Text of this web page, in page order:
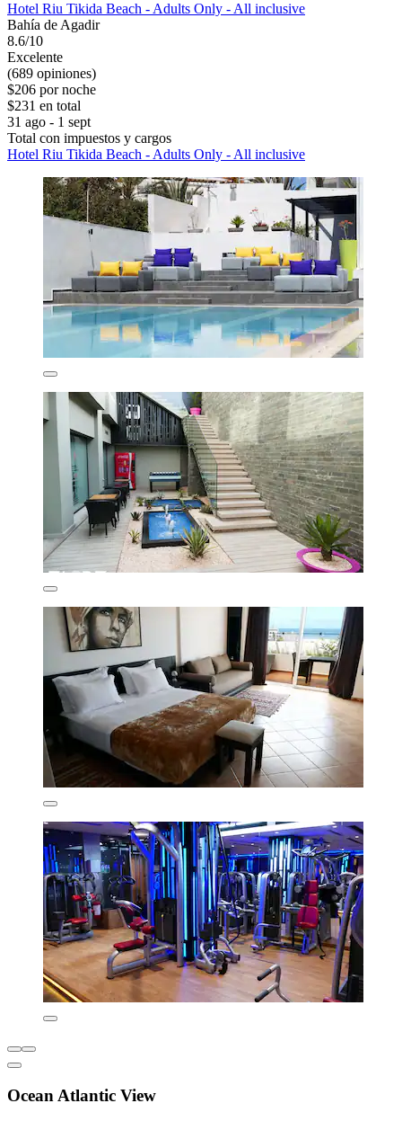
Hotel Riu Tikida Beach - Adults Only - All inclusive
Bahía de Agadir
8.6/10
Excelente
(689 opiniones)
$206 por noche
$231 en total
31 ago - 1 sept
Total con impuestos y cargos
Hotel Riu Tikida Beach - Adults Only - All inclusive
Ocean Atlantic View